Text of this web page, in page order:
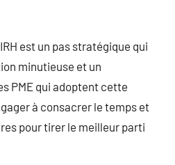
est un pas stratégique qui
minutieuse et un
PME qui adoptent cette
à consacrer le temps et
pour tirer le meilleur parti